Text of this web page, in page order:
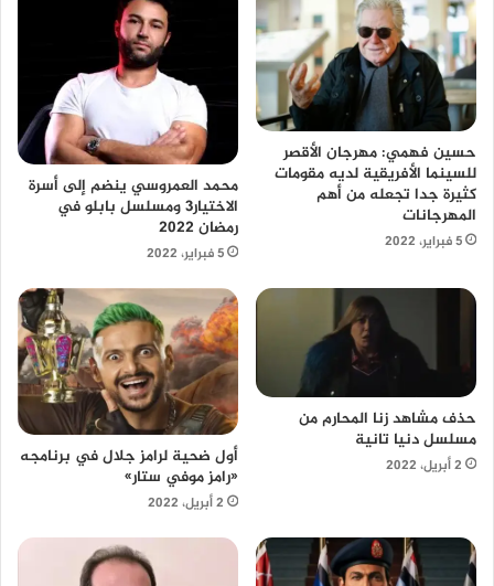
حسين فهمي: مهرجان الأقصر
للسينما الأفريقية لديه مقومات
كثيرة جدا تجعله من أهم
المهرجانات
5 فبراير، 2022
محمد العمروسي ينضم إلى أسرة
الاختيار3 ومسلسل بابلو في
رمضان 2022
5 فبراير، 2022
حذف مشاهد زنا المحارم من
مسلسل دنيا تانية
2 أبريل، 2022
أول ضحية لرامز جلال في برنامجه
«رامز موفي ستار»
2 أبريل، 2022